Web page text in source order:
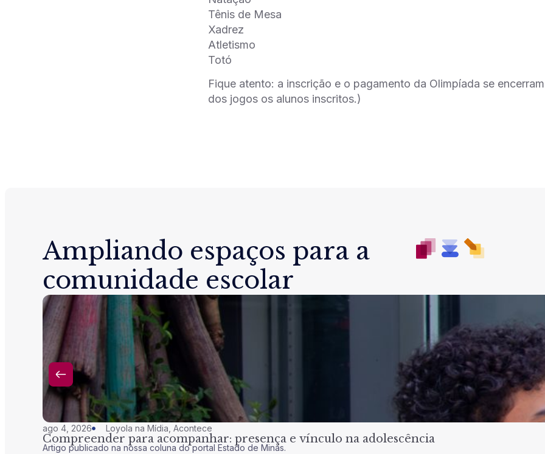
Tênis de Mesa
Xadrez
Atletismo
Totó
Fique atento: a inscrição e o pagamento da Olimpíada se
dos jogos os alunos inscritos.)
Ampliando espaços para a
comunidade escolar
ago 4, 2026 Loyola na Mídia Acontece
Compreender para acompanhar: presença e vínculo na adolescência
Artigo publicado na nossa coluna do portal Estado de Minas.